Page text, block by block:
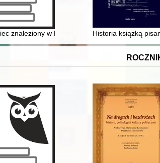
dawnej Rzeczypospolitej : casus
znaleziony w Katyniu : wspomnienia o
Historia książką